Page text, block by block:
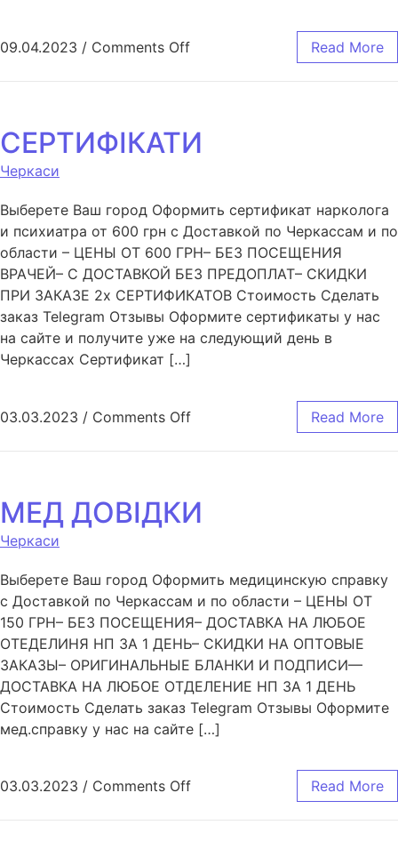
09.04.2023 / Comments Off Read More
СЕРТИФІКАТИ
Черкаси
Выберете Ваш город Оформить сертификат нарколога
и психиатра от 600 грн с Доставкой по Черкассам и по
области – ЦЕНЫ ОТ 600 ГРН– БЕЗ ПОСЕЩЕНИЯ
ВРАЧЕЙ– С ДОСТАВКОЙ БЕЗ ПРЕДОПЛАТ– СКИДКИ
ПРИ ЗАКАЗЕ 2х СЕРТИФИКАТОВ Стоимость Сделать
заказ Telegram Отзывы Оформите сертификаты у нас
на сайте и получите уже на следующий день в
Черкассах Сертификат […]
03.03.2023 / Comments Off Read More
МЕД ДОВІДКИ
Черкаси
Выберете Ваш город Оформить медицинскую справку
с Доставкой по Черкассам и по области – ЦЕНЫ ОТ
150 ГРН– БЕЗ ПОСЕЩЕНИЯ– ДОСТАВКА НА ЛЮБОЕ
ОТЕДЕЛИНЯ НП ЗА 1 ДЕНЬ– СКИДКИ НА ОПТОВЫЕ
ЗАКАЗЫ– ОРИГИНАЛЬНЫЕ БЛАНКИ И ПОДПИСИ—
ДОСТАВКА НА ЛЮБОЕ ОТДЕЛЕНИЕ НП ЗА 1 ДЕНЬ
Стоимость Сделать заказ Telegram Отзывы Оформите
мед.справку у нас на сайте […]
03.03.2023 / Comments Off Read More